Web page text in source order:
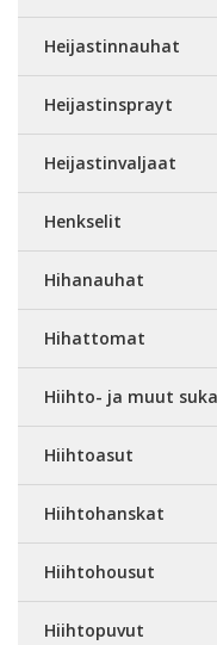
Heijastinnauhat
Heijastinsprayt
Heijastinvaljaat
Henkselit
Hihanauhat
Hihattomat
Hiihto- ja muut
Hiihtoasut
Hiihtohanskat
Hiihtohousut
Hiihtopuvut